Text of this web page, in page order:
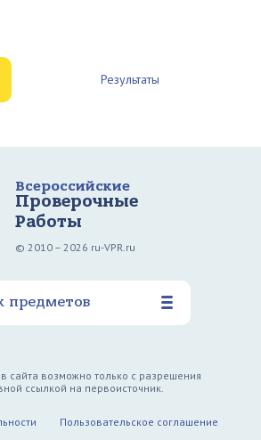
Результаты
Всероссийские
Проверочные
Работы
© 2010 – 2026 ru-VPR.ru
предметов
сайта возможно только с разрешения
ссылкой на первоисточник.
Пользовательское соглашение